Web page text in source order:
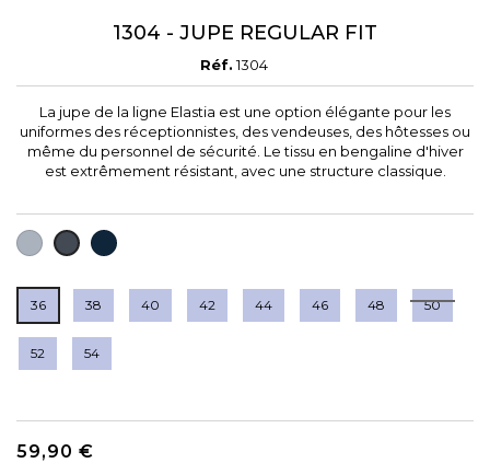
1304 - JUPE REGULAR FIT
Réf. 1304
La jupe de la ligne Elastia est une option élégante pour les
uniformes des réceptionnistes, des vendeuses, des hôtesses ou
même du personnel de sécurité. Le tissu en bengaline d'hiver
est extrêmement résistant, avec une structure classique.
GRIS
FONCÉ
NOIRBLEU
MARINE
36 38 40 42 44 46 48 50
52 54
59,90 €